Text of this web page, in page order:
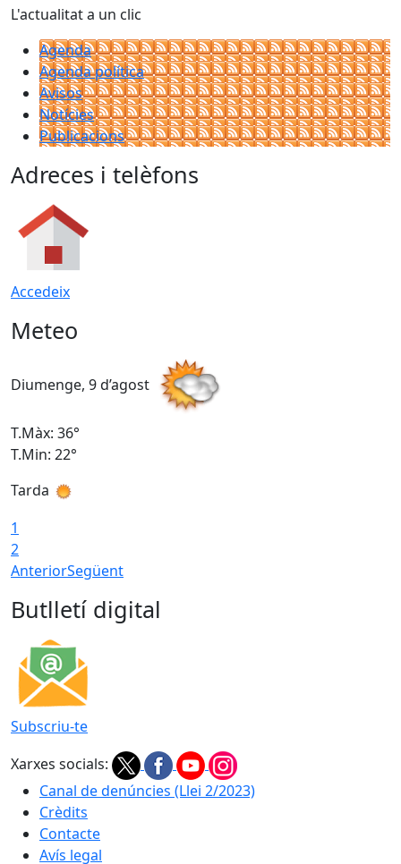
L'actualitat a un clic
Agenda
Agenda política
Avisos
Notícies
Publicacions
Adreces i telèfons
Accedeix
Meteo
Diumenge, 9 d’agost
T.Màx: 36°
T.Min: 22°
Tarda
1
2
AnteriorSegüent
Butlletí digital
Subscriu-te
Xarxes socials:
Canal de denúncies (Llei 2/2023)
Crèdits
Contacte
Avís legal